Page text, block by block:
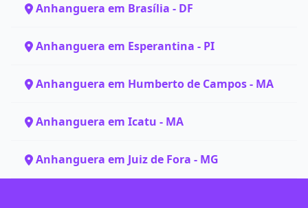
Anhanguera em Brasília - DF
Anhanguera em Esperantina - PI
Anhanguera em Humberto de Campos - MA
Anhanguera em Icatu - MA
Anhanguera em Juiz de Fora - MG